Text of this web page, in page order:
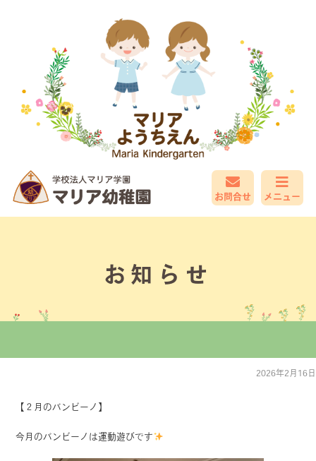
メニュー
お問合せ
お知らせ
2026年2月16日
【２月のバンビーノ】
今月のバンビーノは運動遊びです